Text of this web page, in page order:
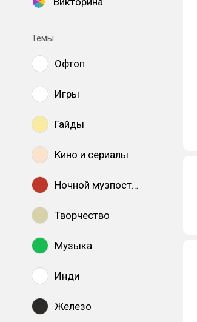
Темы
Офтоп
Игры
Гайды
Кино и сериалы
Ночной музпостинг
Творчество
Музыка
Инди
Железо